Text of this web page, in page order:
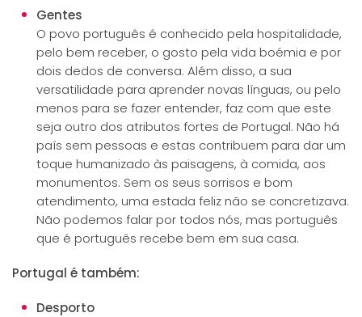
Gentes
O povo português é conhecido pela hospitalidade,
pelo bem receber, o gosto pela vida boémia e por
dois dedos de conversa. Além disso, a sua
versatilidade para aprender novas línguas, ou pelo
menos para se fazer entender, faz com que este
seja outro dos atributos fortes de Portugal. Não há
país sem pessoas e estas contribuem para dar um
toque humanizado às paisagens, à comida, aos
monumentos. Sem os seus sorrisos e bom
atendimento, uma estada feliz não se concretizava.
Não podemos falar por todos nós, mas português
que é português recebe bem em sua casa.
Portugal é também:
Desporto